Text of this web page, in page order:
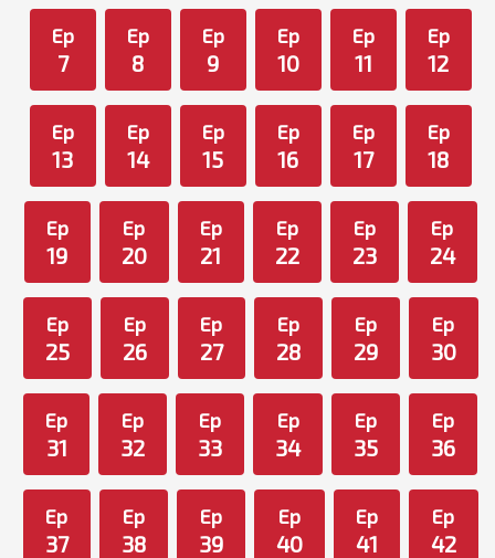
Ep
7
Ep
8
Ep
9
Ep
10
Ep
11
Ep
12
Ep
13
Ep
14
Ep
15
Ep
16
Ep
17
Ep
18
Ep
19
Ep
20
Ep
21
Ep
22
Ep
23
Ep
24
Ep
25
Ep
26
Ep
27
Ep
28
Ep
29
Ep
30
Ep
31
Ep
32
Ep
33
Ep
34
Ep
35
Ep
36
Ep
37
Ep
38
Ep
39
Ep
40
Ep
41
Ep
42